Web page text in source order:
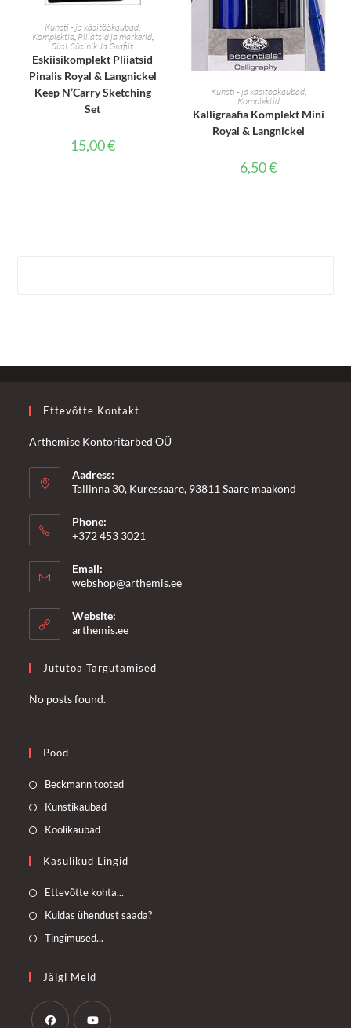
LISA KORVI
Kunsti - ja käsitöökaubad
Komplektid, Pliiatsid ja markerid,
Süsi, Süsinik Ja Grafiit
Eskiisikomplekt Pliiatsid
Pinalis Royal & Langnickel
Keep N’Carry Sketching
Set
15,00€
LISA KORVI
Kunsti - ja käsitöökaubad,
Komplektid
Kalligraafia Komplekt Mini
Royal & Langnickel
6,50€
Ettevõtte Kontakt
Arthemise Kontoritarbed OÜ
Aadress:
Tallinna 30, Kuressaare, 93811 Saare maakond
Phone:
+372 453 3021
Email:
webshop@arthemis.eeOpens
Website:
arthemis.ee
Jututoa Targutamised
No posts found.
Pood
Beckmann tootedOpens
tab
KunstikaubadOpens
new
KoolikaubadOpens
a
new
Kasulikud Lingid
Ettevõtte kohta...
in
Kuidas ühendust saada?Opens
Tingimused...
tab
Jälgi Meid